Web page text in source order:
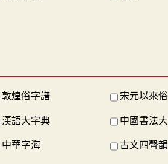
敦煌俗字譜 宋元以來
漢語大字典 中國書法
中華字海 古文四聲韻